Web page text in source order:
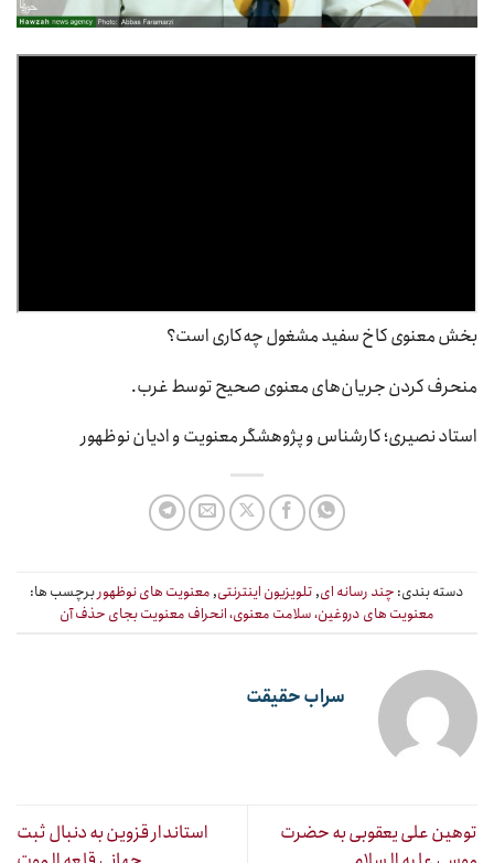
بخش معنوی کاخ سفید مشغول چه‌کاری است؟
منحرف کردن جریان‌های معنوی صحیح توسط غرب.
استاد نصیری؛ کارشناس و پژوهشگر معنویت و ادیان نوظهور
دسته بندی: چند رسانه ای, تلویزیون اینترنتی, معنویت های نوظهور برچسب ها:
معنویت های دروغین، سلامت معنوی، انحراف معنویت بجای حذف آن
سراب حقیقت
توهین علی یعقوبی به حضرت
استاندار قزوین به دنبال ثبت